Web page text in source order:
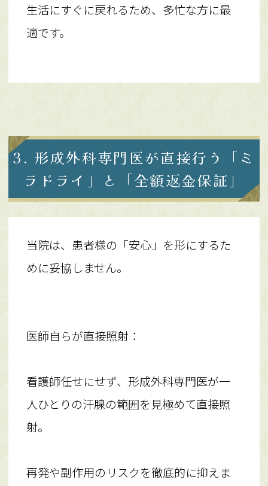
生活にすぐに戻れるため、多忙な方に最
適です。
3. 形成外科専門医が直接行う「ミ
ラドライ」と「全額返金保証」
当院は、患者様の「安心」を形にするた
めに妥協しません。
医師自らが直接照射：
看護師任せにせず、形成外科専門医が一
人ひとりの汗腺の範囲を見極めて直接照
射。
再発や副作用のリスクを徹底的に抑えま